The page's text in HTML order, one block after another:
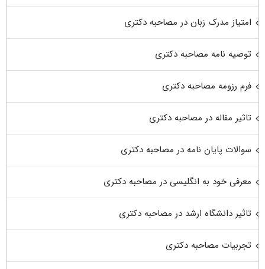
امتیاز مدرک زبان در مصاحبه دکتری
توصیه نامه مصاحبه دکتری
فرم رزومه مصاحبه دکتری
تاثیر مقاله در مصاحبه دکتری
سوالات پایان نامه در مصاحبه دکتری
معرفی خود به انگلیسی در مصاحبه دکتری
تاثیر دانشگاه ارشد در مصاحبه دکتری
تجربیات مصاحبه دکتری